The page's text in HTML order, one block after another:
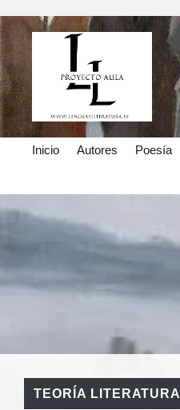
Inicio Autores Poesía
TEORÍA LITERATURA